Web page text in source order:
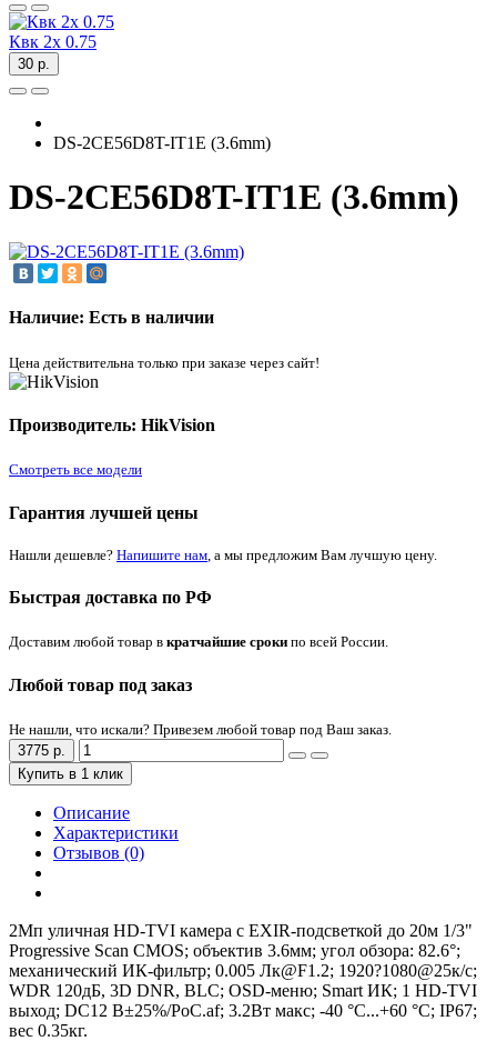
Квк 2х 0.75
30 р.
DS-2CE56D8T-IT1E (3.6mm)
DS-2CE56D8T-IT1E (3.6mm)
Наличие: Есть в наличии
Цена действительна только при заказе через сайт!
Производитель: HikVision
Смотреть все модели
Гарантия лучшей цены
Нашли дешевле? Напишите нам , а мы предложим Вам лучшую цену.
Быстрая доставка по РФ
Доставим любой товар в кратчайшие сроки по всей России.
Любой товар под заказ
Не нашли, что искали? Привезем любой товар под Ваш заказ.
3775 р.
Купить в 1 клик
Описание
Характеристики
Отзывов (0)
2Мп уличная HD-TVI камера с EXIR-подсветкой до 20м 1/3"
Progressive Scan CMOS; объектив 3.6мм; угол обзора: 82.6°;
механический ИК-фильтр; 0.005 Лк@F1.2; 1920?1080@25к/с;
WDR 120дБ, 3D DNR, BLC; OSD-меню; Smart ИК; 1 HD-TVI
выход; DC12 В±25%/PoC.af; 3.2Вт макс; -40 °C...+60 °C; IP67;
вес 0.35кг.